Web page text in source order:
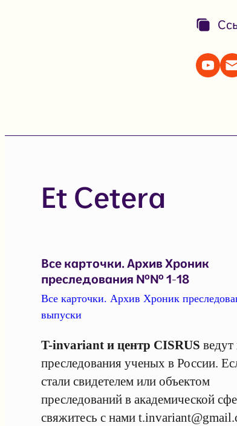
Et Cetera
Все карточки. Архив Хроник
преследования №№ 1-18
Все карточки. Архив Хроник
выпуски
T-invariant и центр CISRUS
преследования ученых в России.
стали свидетелем или объектом
преследований в академической
свяжитесь с нами